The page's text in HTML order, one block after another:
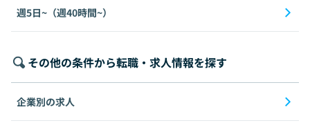
週5日~（週40時間~）
その他の条件から転職・求人情報を探す
企業別の求人